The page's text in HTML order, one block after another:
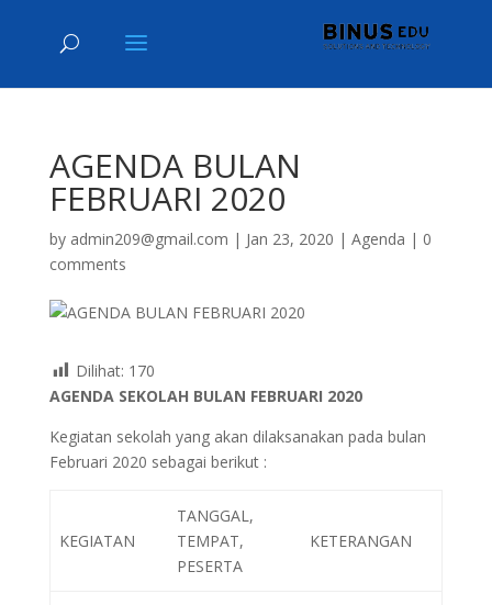
AGENDA BULAN
FEBRUARI 2020
by admin209@gmail.com | Jan 23, 2020 | Agenda | 0
comments
Dilihat: 170
AGENDA SEKOLAH BULAN FEBRUARI 2020
Kegiatan sekolah yang akan dilaksanakan pada bulan
Februari 2020 sebagai berikut :
KEGIATAN
TANGGAL,
TEMPAT,
PESERTA
KETERANGAN